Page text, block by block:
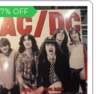
7% OFF